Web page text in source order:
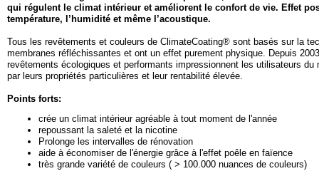
qui régulent le climat intérieur et améliorent le confort de vie. Effet
température, l’humidité et même l’acoustique.
Tous les revêtements et couleurs de ClimateCoating® sont basés sur la
membranes réfléchissantes et ont un effet purement physique. Depuis
revêtements écologiques et performants impressionnent les utilisateurs du
par leurs propriétés particulières et leur rentabilité élevée.
Points forts:
crée un climat intérieur agréable à tout moment de l'année
repoussant la saleté et la nicotine
Prolonge les intervalles de rénovation
aide à économiser de l'énergie grâce à l'effet poêle en faïence
très grande variété de couleurs ( > 100.000 nuances de couleurs)